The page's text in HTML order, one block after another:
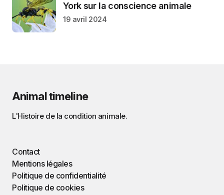
York sur la conscience animale
19 avril 2024
Animal timeline
L'Histoire de la condition animale.
Contact
Mentions légales
Politique de confidentialité
Politique de cookies